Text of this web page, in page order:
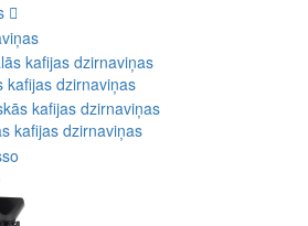
kafijas dzirnaviņas
kafijas dzirnaviņas